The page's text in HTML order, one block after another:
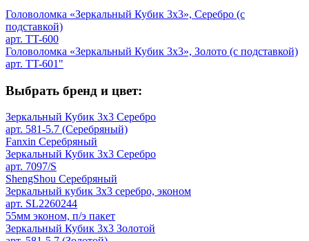
Головоломка «Зеркальный Кубик 3х3», Серебро (с
подставкой)
арт. TT-600
Головоломка «Зеркальный Кубик 3х3», Золото (с подставкой)
арт. TT-601"
Выбрать бренд и цвет:
Зеркальный Кубик 3х3 Серебро
арт. 581-5.7 (Серебряный)
Fanxin Серебряный
Зеркальный Кубик 3х3 Серебро
арт. 7097/S
ShengShou Серебряный
Зеркальный кубик 3х3 серебро, эконом
арт. SL2260244
55мм эконом, п/э пакет
Зеркальный Кубик 3х3 Золотой